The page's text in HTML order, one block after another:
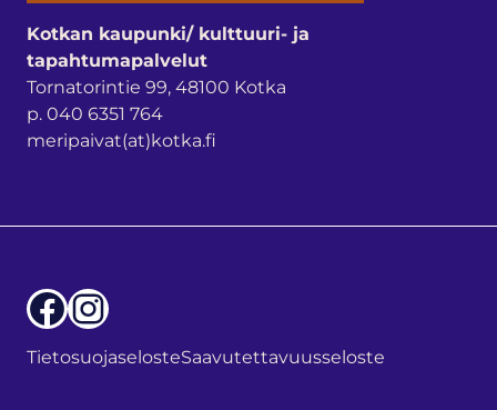
Kotkan kaupunki/ kulttuuri- ja
tapahtumapalvelut
Tornatorintie 99, 48100 Kotka
p. 040 6351 764
meripaivat(at)kotka.fi
FacebookInstagram
TietosuojaselosteSaavutettavuusseloste